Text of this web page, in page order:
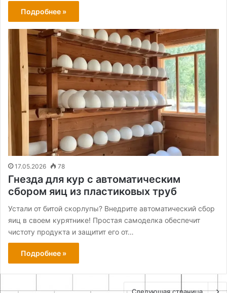
Подробнее »
17.05.2026 78
Гнезда для кур с автоматическим
сбором яиц из пластиковых труб
Устали от битой скорлупы? Внедрите автоматический сбор
яиц в своем курятнике! Простая самоделка обеспечит
чистоту продукта и защитит его от…
Подробнее »